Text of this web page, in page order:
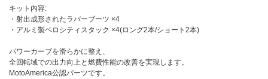
キット内容:
・射出成形されたラバーブーツ ×4
・アルミ製ベロシティスタック ×4(ロング2本/ショート2本)
パワーカーブを滑らかに整え、
全回転域での出力向上と燃費性能の改善を実現します。
MotoAmerica公認パーツです。